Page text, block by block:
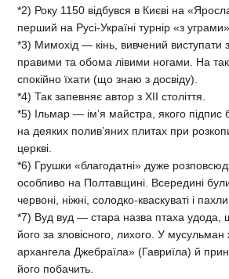
*2) Року 1150 відбувся в Києві на
перший на Русі-Україні турнір «з уграми».
*3) Мимохід — кінь, вивчений виступати
правими та обома лівими ногами. На
спокійно їхати (що знаю з досвіду).
*4) Так запевняє автор з XII століття.
*5) Ільмар — ім’я майстра, якого
на деяких полив’яних плитах при
церкві.
*6) Грушки «благодатні» дуже
особливо на Полтавщині. Всередині
червоні, ніжні, солодко-кваскуваті і
*7) Вуд вуд — стара назва птаха удода,
його за зловісного, лихого. У мусульман
архангела Джебраїла» (Гавриїла) й
його побачить.